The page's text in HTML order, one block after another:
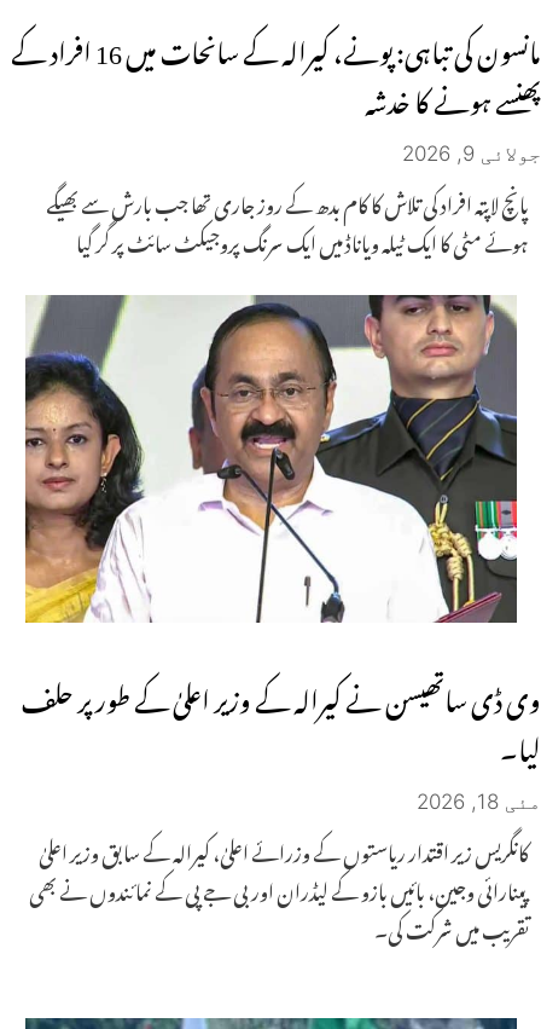
مانسون کی تباہی: پونے، کیرالہ کے سانحات میں 16 افراد کے
پھنسے ہونے کا خدشہ
جولائی 9, 2026
پانچ لاپتہ افراد کی تلاش کا کام بدھ کے روز جاری تھا جب بارش سے بھیگے
ہوئے مٹی کا ایک ٹیلہ ویاناڈ میں ایک سرنگ پروجیکٹ سائٹ پر گر گیا
وی ڈی ساتھیسن نے کیرالہ کے وزیر اعلیٰ کے طور پر حلف
لیا۔
مئی 18, 2026
کانگریس زیر اقتدار ریاستوں کے وزرائے اعلیٰ، کیرالہ کے سابق وزیر اعلیٰ
پینارائی وجین، بائیں بازو کے لیڈران اور بی جے پی کے نمائندوں نے بھی
تقریب میں شرکت کی۔